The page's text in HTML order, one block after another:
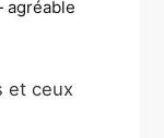
et ceux